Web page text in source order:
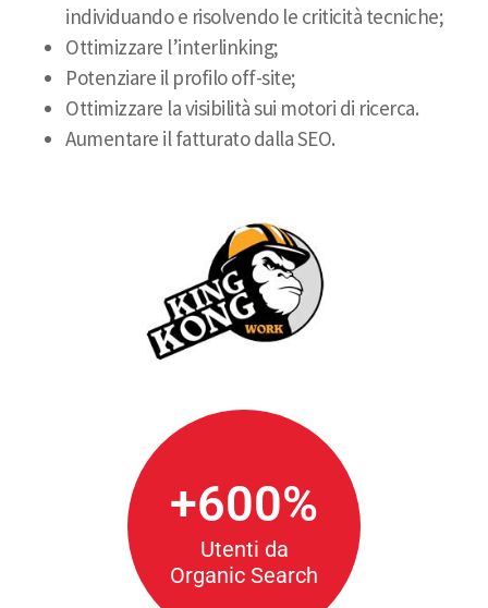
individuando e risolvendo le criticità tecniche;
Ottimizzare l’interlinking;
Potenziare il profilo off-site;
Ottimizzare la visibilità sui motori di ricerca.
Aumentare il fatturato dalla SEO.
+600%
Utenti da
Organic Search